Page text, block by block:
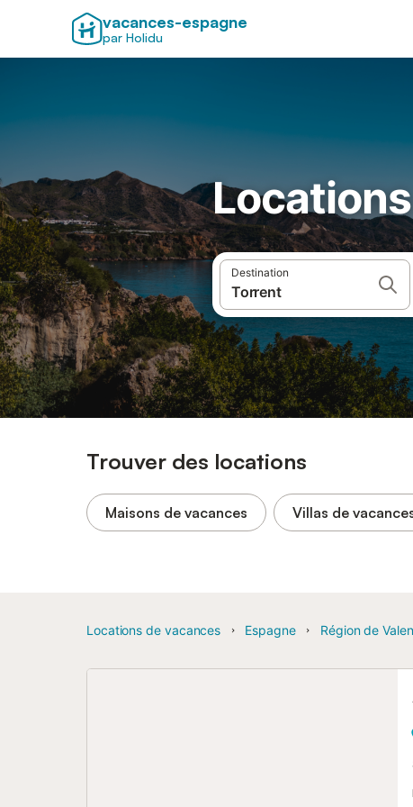
vacances-espagne
par Holidu
Destination
Trouver des locations
Maisons de vacances Villas de
Locations de vacances Espagne Région de